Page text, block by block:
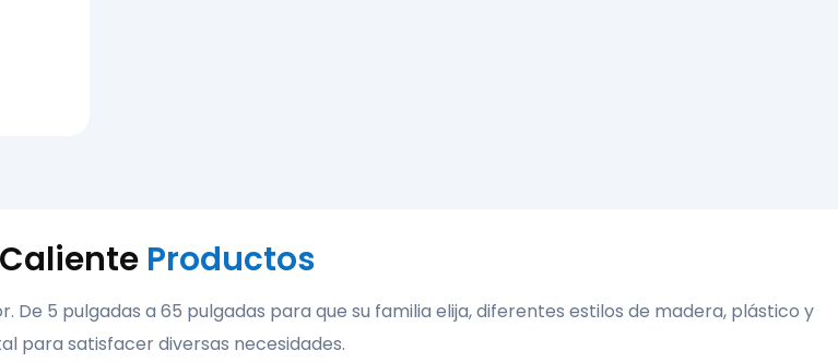
Productos
De 5 pulgadas a 65 pulgadas para que su familia elija, diferentes estilos de madera, plástico y
para satisfacer diversas necesidades.